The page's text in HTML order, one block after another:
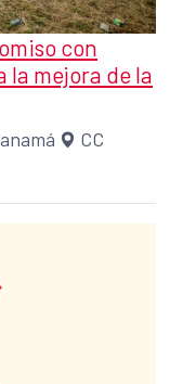
con
la mejora de la
CC